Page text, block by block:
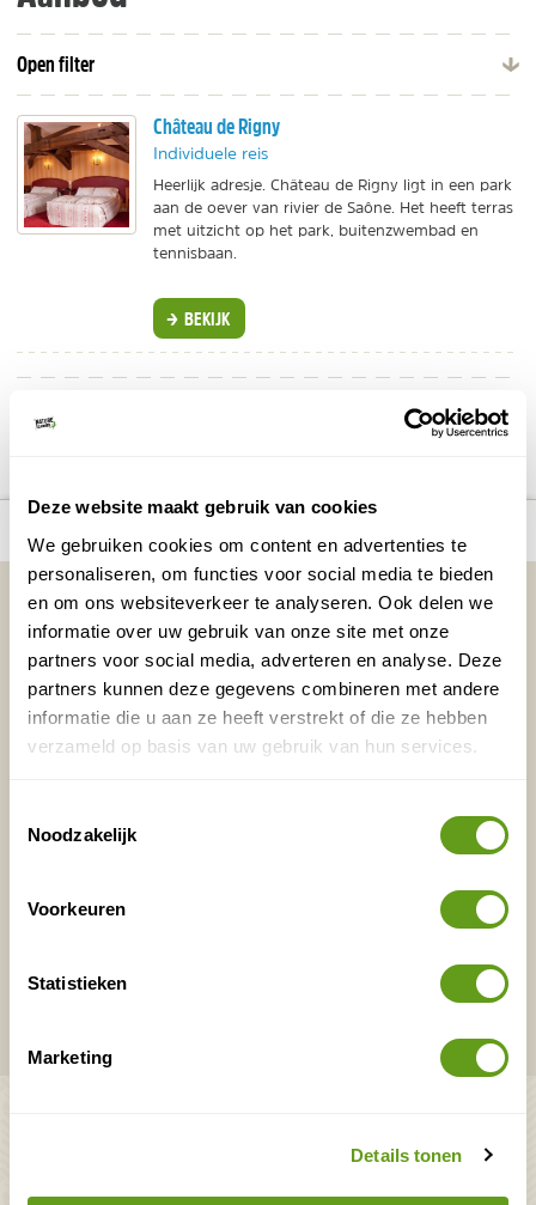
Deze website maakt gebruik van cookies
We gebruiken cookies om content en advertenties te
personaliseren, om functies voor social media te bieden
en om ons websiteverkeer te analyseren. Ook delen we
informatie over uw gebruik van onze site met onze
partners voor social media, adverteren en analyse. Deze
partners kunnen deze gegevens combineren met andere
informatie die u aan ze heeft verstrekt of die ze hebben
verzameld op basis van uw gebruik van hun services.
Noodzakelijk
Voorkeuren
Statistieken
Marketing
Details tonen
Open filter
Château de Rigny
Individuele reis
Heerlijk adresje. Château de Rigny ligt in een park
aan de oever van rivier de Saône. Het heeft terras
met uitzicht op het park, buitenzwembad en
tennisbaan.
BEKIJK
Deel deze pagina! DELEN VIA DE MAILDELEN OP PINTEREST
DELEN OP
number_of_trips:
1
Vakantietips & Inspiratie?
Voornaam Achternaam
E-mailadres* Waar ligt je interesse?
Uitrusting